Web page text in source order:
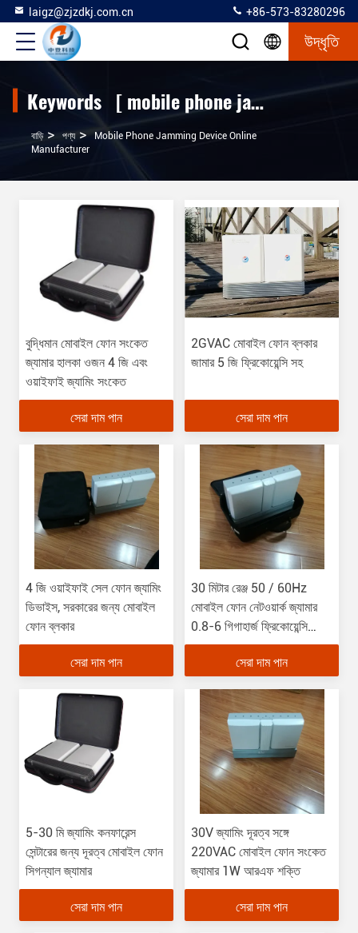
laigz@zjzdkj.com.cn +86-573-83280296
উদ্ধৃতি
Keywords [ mobile phone jamming device ] Match 94 পণ্য
বাড়ি > পণ্য >
Mobile Phone Jamming Device Online
Manufacturer
বুদ্ধিমান মোবাইল ফোন সংকেত
জ্যামার হালকা ওজন 4 জি এবং
ওয়াইফাই জ্যামিং সংকেত
সেরা দাম পান
2GVAC মোবাইল ফোন ব্লকার
জামার 5 জি ফ্রিকোয়েন্সি সহ
সেরা দাম পান
4 জি ওয়াইফাই সেল ফোন জ্যামিং
ডিভাইস, সরকারের জন্য মোবাইল
ফোন ব্লকার
সেরা দাম পান
30 মিটার রেঞ্জ 50 / 60Hz
মোবাইল ফোন নেটওয়ার্ক জ্যামার
0.8-6 গিগাহার্জ ফ্রিকোয়েন্সি
বিন্যাস
সেরা দাম পান
5-30 মি জ্যামিং কনফারেন্স
সেন্টারের জন্য দূরত্ব মোবাইল ফোন
সিগন্যাল জ্যামার
সেরা দাম পান
30V জ্যামিং দূরত্ব সঙ্গে
220VAC মোবাইল ফোন সংকেত
জ্যামার 1W আরএফ শক্তি
সেরা দাম পান